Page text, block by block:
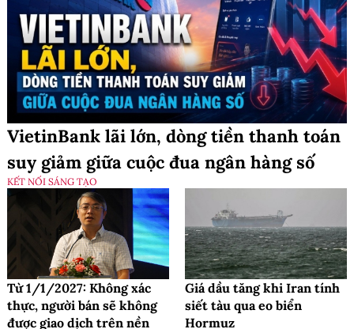
VietinBank lãi lớn, dòng tiền thanh toán
suy giảm giữa cuộc đua ngân hàng số
KẾT NỐI SÁNG TẠO
Từ 1/1/2027: Không xác
thực, người bán sẽ không
được giao dịch trên nền
Giá dầu tăng khi Iran tính
siết tàu qua eo biển
Hormuz